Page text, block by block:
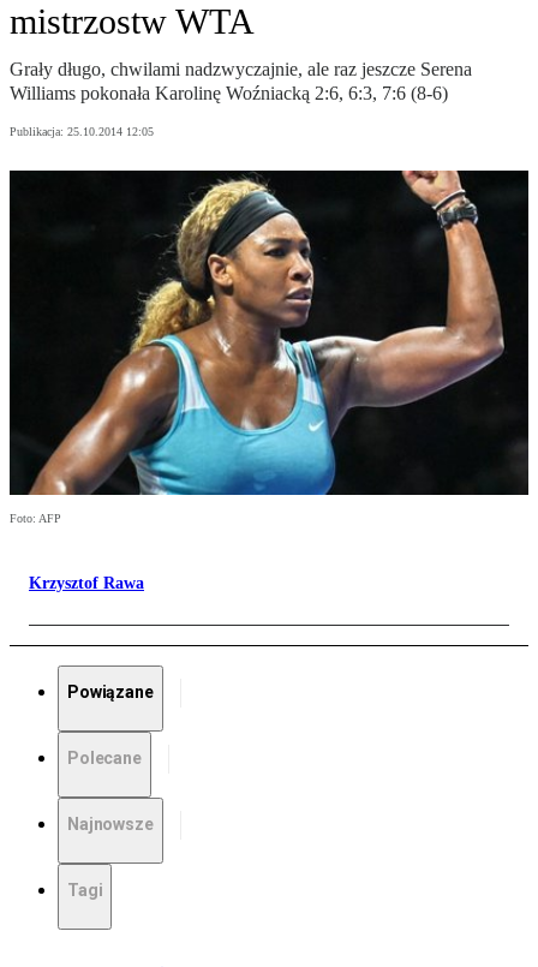
mistrzostw WTA
Grały długo, chwilami nadzwyczajnie, ale raz jeszcze Serena
Williams pokonała Karolinę Woźniacką 2:6, 6:3, 7:6 (8-6)
Publikacja: 25.10.2014 12:05
Foto: AFP
Krzysztof Rawa
Powiązane
Polecane
Najnowsze
Tagi